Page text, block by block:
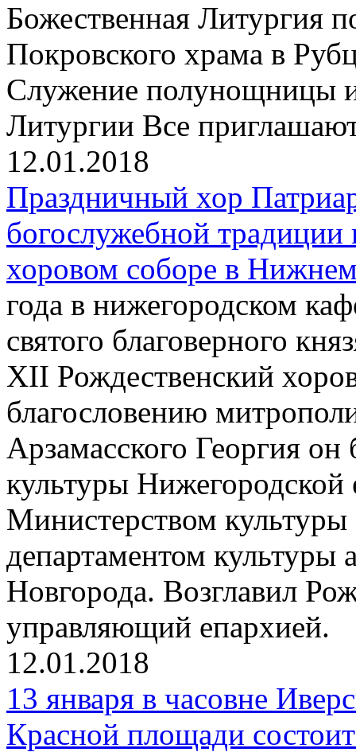
Божественная Литургия
Покровского храма в
Служение полунощницы и
Литургии Все
12.01.2018
Праздничный хор
богослужебной
хоровом соборе в
года в нижегородском
святого благоверного
XII Рождественский
благословению
Арзамасского Георгия
культуры Нижегородской
Министерством
департаментом
Новгорода. Возглавил
управляющий епархией.
12.01.2018
13 января в часовне
Красной площади